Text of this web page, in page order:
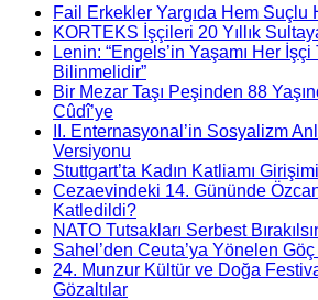
Fail Erkekler Yargıda Hem Suçlu
KORTEKS İşçileri 20 Yıllık
Lenin: “Engels’in Yaşamı Her İşçi
Bilinmelidir”
Bir Mezar Taşı Peşinden 88
Cûdî’ye
II. Enternasyonal’in Sosyalizm
Versiyonu
Stuttgart’ta Kadın Katliamı
Cezaevindeki 14. Gününde
Katledildi?
NATO Tutsakları Serbest
Sahel’den Ceuta’ya Yönelen Göç
24. Munzur Kültür ve Doğa
Gözaltılar